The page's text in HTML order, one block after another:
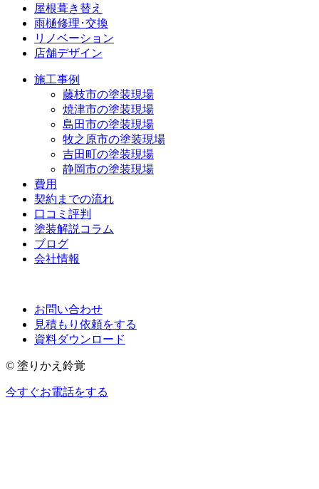
屋根葺き替え
雨樋修理･交換
リノベーション
店舗デザイン
施工事例
藤枝市の塗装現場
焼津市の塗装現場
島田市の塗装現場
牧之原市の塗装現場
吉田町の塗装現場
静岡市の塗装現場
費用
契約までの流れ
口コミ評判
塗装解説コラム
ブログ
会社情報
お問い合わせ
見積もり依頼をする
資料ダウンロード
© 塗りかえ鈴覚
今すぐお電話をする